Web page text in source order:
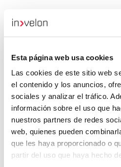
Esta página web usa cookies
Las cookies de este sitio web
el contenido y los anuncios,
sociales y analizar el tráfico.
información sobre el uso que
nuestros partners de redes
web, quienes pueden
que les haya proporcionado o
partir del uso que haya hecho